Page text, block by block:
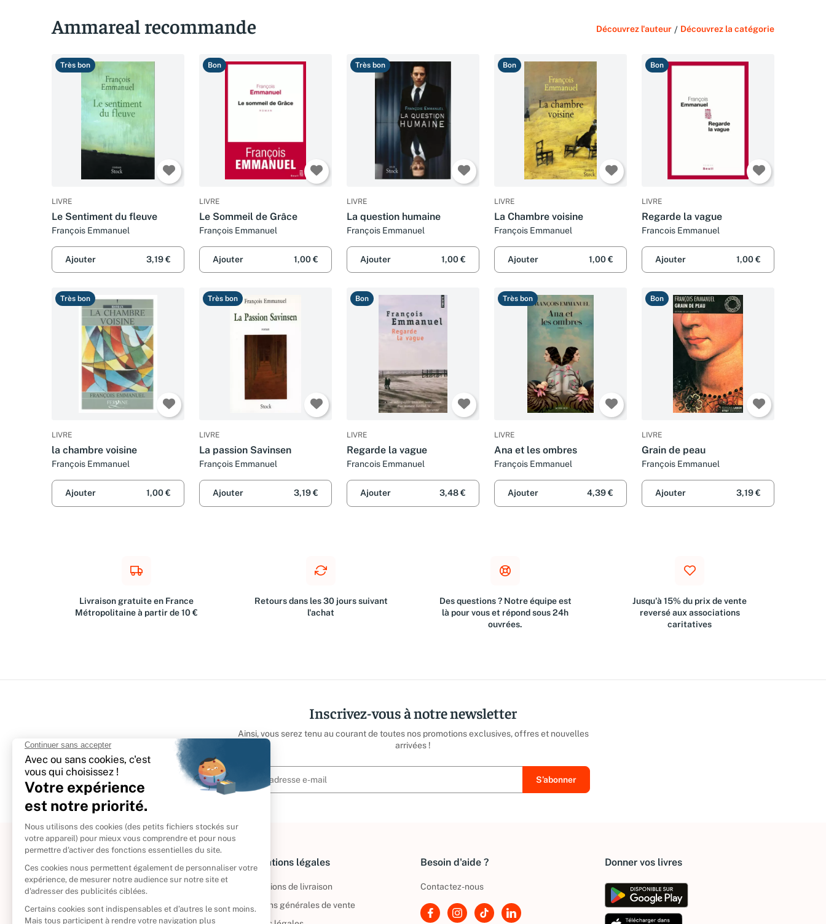
Ammareal recommande Découvrez l'auteur / Découvrez la catégorie
Très bon
LIVRE
Le Sentiment du fleuve
François Emmanuel
Ajouter 3,19 €
Bon
LIVRE
Le Sommeil de Grâce
François Emmanuel
Ajouter 1,00 €
Très bon
LIVRE
La question humaine
François Emmanuel
Ajouter 1,00 €
Bon
LIVRE
La Chambre voisine
François Emmanuel
Ajouter 1,00 €
Bon
LIVRE
Regarde la vague
Francois Emmanuel
Ajouter 1,00 €
Très bon
LIVRE
la chambre voisine
François Emmanuel
Ajouter 1,00 €
Très bon
LIVRE
La passion Savinsen
François Emmanuel
Ajouter 3,19 €
Bon
LIVRE
Regarde la vague
Francois Emmanuel
Ajouter 3,48 €
Très bon
LIVRE
Ana et les ombres
François Emmanuel
Ajouter 4,39 €
Bon
LIVRE
Grain de peau
François Emmanuel
Ajouter 3,19 €
Livraison gratuite en France
Métropolitaine à partir de 10 €
Retours dans les 30 jours suivant
l'achat
Des questions ? Notre équipe est
là pour vous et répond sous 24h
ouvrées.
Jusqu'à 15% du prix de vente
reversé aux associations
caritatives
Inscrivez-vous à notre newsletter
Ainsi, vous serez tenu au courant de toutes nos promotions exclusives, offres et nouvelles
arrivées !
À propos
Politique de retour
Reprendre vos livres
Informations légales
Informations de livraison
Conditions générales de vente
Besoin d'aide ?
Contactez-nous
Donner vos livres